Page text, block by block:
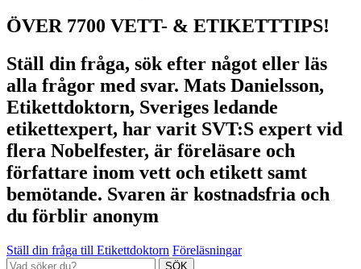
ÖVER 7700 VETT- & ETIKETTTIPS!
Ställ din fråga, sök efter något eller läs
alla frågor med svar. Mats Danielsson,
Etikettdoktorn, Sveriges ledande
etikettexpert, har varit SVT:S expert vid
flera Nobelfester, är föreläsare och
författare inom vett och etikett samt
bemötande. Svaren är kostnadsfria och
du förblir anonym
Ställ din fråga till Etikettdoktorn Föreläsningar